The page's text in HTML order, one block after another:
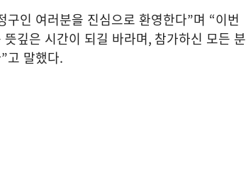
구인 여러분을 진심으로 환영한다”며 “이번
깊은 시간이 되길 바라며, 참가하신 모든 분
”고 말했다.